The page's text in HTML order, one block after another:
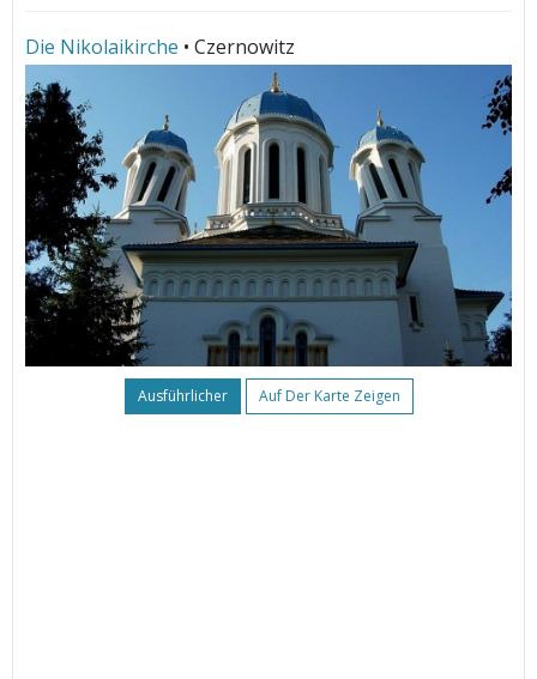
Die Nikolaikirche • Czernowitz
Ausführlicher Auf Der Karte Zeigen